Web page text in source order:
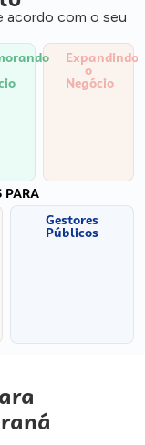
acordo com o seu
Expandindo
o
Negócio
PARA
Gestores
Públicos